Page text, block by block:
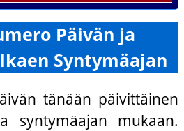
Päivän ja
Syntymäajan
tänään päivittäinen
syntymäajan mukaan.